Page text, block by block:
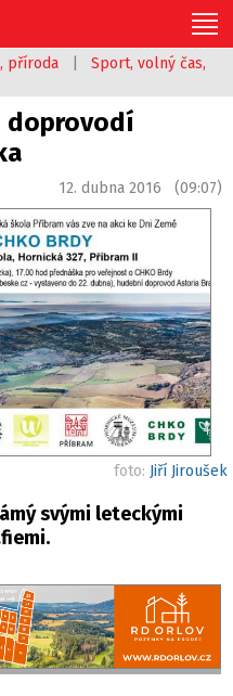
příroda
Sport, volný čas,
doprovodí
12. dubna 2016 (09:07)
foto: Jiří Jiroušek
svými leteckými